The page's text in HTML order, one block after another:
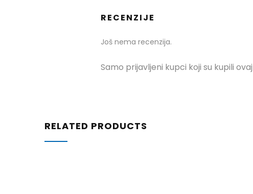
RECENZIJE
Još nema recenzija.
Samo prijavljeni kupci koji su kupili
RELATED PRODUCTS